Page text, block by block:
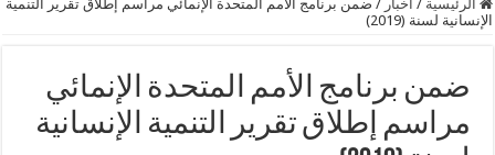
الرئيسية / أخبار / ضمن برنامج الأمم المتحدة الإنمائي مراسم إطلاق تقرير التنمية
الإنسانية لسنة (2019)
ضمن برنامج الأمم المتحدة الإنمائي
مراسم إطلاق تقرير التنمية الإنسانية